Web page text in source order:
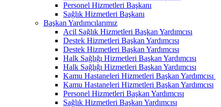
Personel Hizmetleri Başkanı
Sağlık Hizmetleri Başkanı
Başkan Yardımcılarımız
Acil Sağlık Hizmetleri Başkan Yardımcısı
Destek Hizmetleri Başkan Yardımcısı
Destek Hizmetleri Başkan Yardımcısı
Halk Sağlığı Hizmetleri Başkan Yardımcısı
Halk Sağlığı Hizmetleri Başkan Yardımcısı
Kamu Hastaneleri Hizmetleri Başkan Yardımcısı ​
Kamu Hastaneleri Hizmetleri Başkan Yardımcısı
Personel Hizmetleri Başkan Yardımcısı
Sağlık Hizmetleri Başkan Yardımcısı